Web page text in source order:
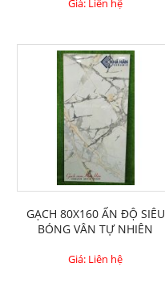
Giá: Liên hệ
GẠCH 80X160 ẤN ĐỘ SIÊU
BÓNG VÂN TỰ NHIÊN
Giá: Liên hệ